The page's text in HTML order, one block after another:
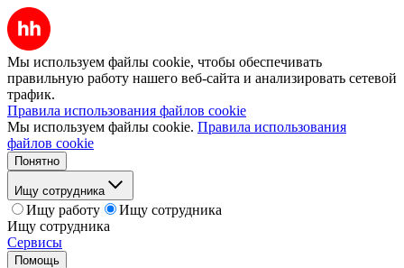
Мы используем файлы cookie, чтобы обеспечивать
правильную работу нашего веб-сайта и анализировать сетевой
трафик.
Правила использования файлов cookie
Мы используем файлы cookie. Правила использования
файлов cookie
Понятно
Ищу сотрудника
Ищу работу
Ищу сотрудника
Ищу сотрудника
Сервисы
Помощь